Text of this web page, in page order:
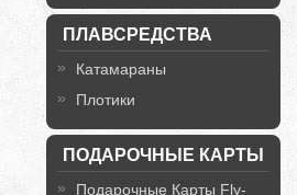
ПЛАВСРЕДСТВА
Катамараны
Плотики
ПОДАРОЧНЫЕ КАРТЫ
Подарочные Карты Fly-